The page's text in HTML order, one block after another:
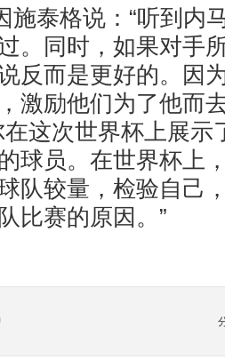
泰格说：“听到内
。同时，如果对手
反而是更好的。因
激励他们为了他而
在这次世界杯上展
球员。在世界杯上
队较量，检验自己
比赛的原因。”